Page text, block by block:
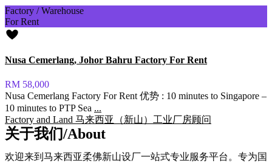
Factory / Warehouse
For Rent
Nusa Cemerlang, Johor Bahru Factory For Rent
RM 58,000
Nusa Cemerlang Factory For Rent 优势 : 10 minutes to Singapore –
10 minutes to PTP Sea ...
Factory and Land 马来西亚（新山）工业厂房顾问
关于我们/About
欢迎来到马来西亚柔佛新山设厂一站式专业服务平台。专为国